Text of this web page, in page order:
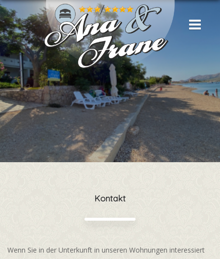
Kontakt
Wenn Sie in der Unterkunft in unseren Wohnungen interessiert